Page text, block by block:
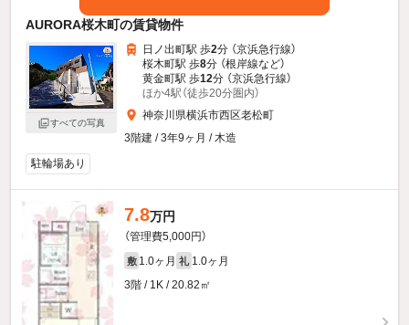
AURORA桜木町の賃貸物件
すべての写真
日ノ出町駅 歩2分 （京浜急行線）
桜木町駅 歩8分 （根岸線など）
黄金町駅 歩12分 （京浜急行線）
ほか4駅（徒歩20分圏内）
神奈川県横浜市西区老松町
3階建 / 3年9ヶ月 / 木造
駐輪場あり
7.8万円
（管理費5,000円）
敷 1.0ヶ月 礼 1.0ヶ月
3階 / 1K / 20.82㎡